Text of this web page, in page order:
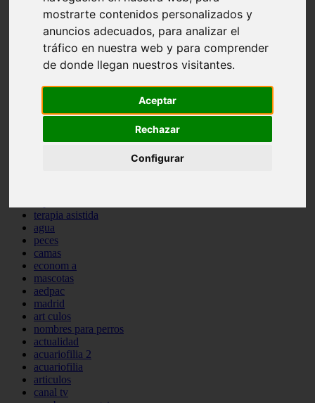
mostrarte contenidos personalizados y
anuncios adecuados, para analizar el
tráfico en nuestra web y para comprender
de donde llegan nuestros visitantes.
Aceptar
Rechazar
Configurar
protagonistas
abandono
adopci n
ferias
snacks
iberzoo propet
estanques
terapia asistida
agua
peces
camas
econom a
mascotas
aedpac
madrid
art culos
nombres para perros
actualidad
acuariofilia 2
acuariofilia
articulos
canal tv